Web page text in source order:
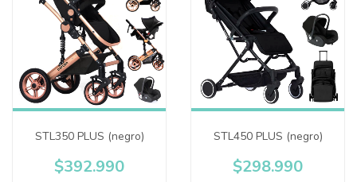
STL350 PLUS (negro)
$392.990
STL450 PLUS (negro)
$298.990